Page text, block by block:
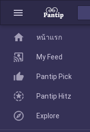
menu
home
Pantip Pick
home หน้าแรก
My Feed
Pantip Pick
Pantip Hitz
Explore